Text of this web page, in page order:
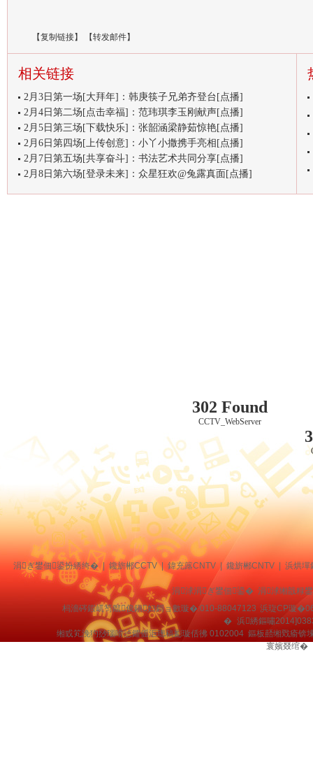
【复制链接】 【转发邮件】
相关链接
2月3日第一场[大拜年]：韩庚筷子兄弟齐登台[点播]
2月4日第二场[点击幸福]：范玮琪李玉刚献声[点播]
2月5日第三场[下载快乐]：张韶涵梁静茹惊艳[点播]
2月6日第四场[上传创意]：小丫小撒携手亮相[点播]
2月7日第五场[共享奋斗]：书法艺术共同分享[点播]
2月8日第六场[登录未来]：众星狂欢@兔露真面[点播]
302 Found
CCTV_WebServer
涓ぎ鐢佃鍙扮綉绔� | 鑱旂郴CCTV | 鍏充簬CNTV 鑱旂郴CNTV 浜烘墠
涓浗涓ぎ鐢佃鍙� 涓浗缃戠粶
杩濇硶鍜屼笉鑹俊鎭妇鎶ョ數璇�:010-88047123 浜琁CP璇
� 浜綉鏂嘯
缃戜笂浼犳挱瑙嗗惉鑺傜洰璁稿彲璇佸彿 0102004 鏂板嚭缃戣瘉
寰嬪叕绾�